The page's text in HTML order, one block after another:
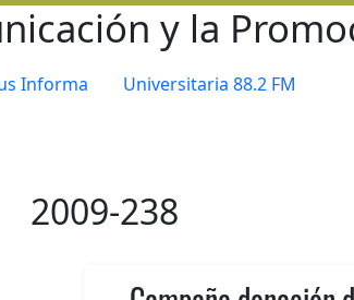
y la
Informa Universitaria 88.2 FM
2009-238